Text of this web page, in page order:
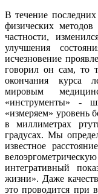
В течение
физических
частности,
улучшения
исчезновение
говорил он сам, то
окончания курса
мировым
«инструменты» -
«измеряем» уровень
в миллиметрах
градусах. Мы
известное
интегративный
жизни». Даже
это проводится при